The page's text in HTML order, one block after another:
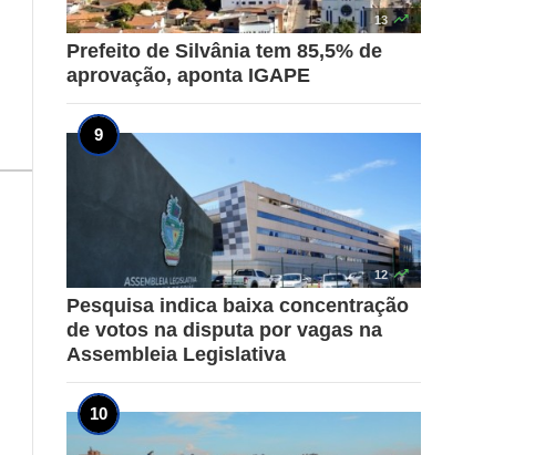
13 
Prefeito de Silvânia tem 85,5% de
aprovação, aponta IGAPE
12 
Pesquisa indica baixa concentração
de votos na disputa por vagas na
Assembleia Legislativa